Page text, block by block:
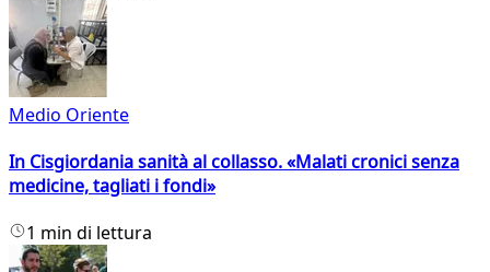
Medio Oriente
In Cisgiordania sanità al collasso. «Malati cronici senza
medicine, tagliati i fondi»
1 min di lettura